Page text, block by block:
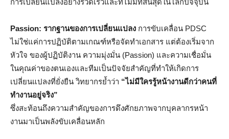
การเปลี่ยนแปลงอย่างรวดเร็วและที่ไม่มีที่สิ้นสุดในโลกปัจจุบัน
Passion: รากฐานของการเปลี่ยนแปลง การขับเคลื่อน PDSC
ไม่ใช่แค่การปฏิบัติตามเกณฑ์หรือจัดทำเอกสาร แต่ต้องเริ่มจาก
หัวใจ ของผู้ปฏิบัติงาน ความมุ่งมั่น (Passion) และความเชื่อมั่น
ในคุณค่าของตนเองและทีมเป็นปัจจัยสำคัญที่ทำให้เกิดการ
เปลี่ยนแปลงที่ยั่งยืน วิทยากรย้ำว่า “ไม่มีใครรู้หน้างานดีกว่าคนที่
ทำงานอยู่จริง”
ซึ่งสะท้อนถึงความสำคัญของการดึงศักยภาพจากบุคลากรหน้า
งานมาเป็นพลังขับเคลื่อนหลัก